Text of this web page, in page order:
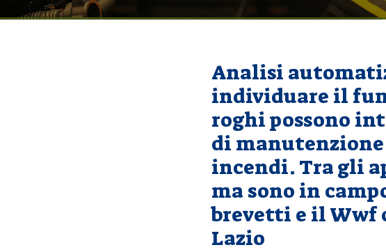
Analisi
individuare il
roghi possono
di
incendi. Tra gli
ma sono in
brevetti e il Wwf
Lazio